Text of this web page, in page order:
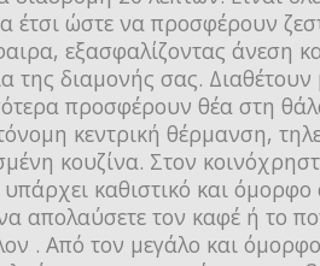
έτσι ώστε να προσφέρουν
εξασφαλίζοντας άνεση
της διαμονής σας. Διαθέτουν
προσφέρουν θέα στη
κεντρική θέρμανση,
κουζίνα. Στον
καθιστικό και
απολαύσετε τον καφέ ή το
. Από τον μεγάλο και